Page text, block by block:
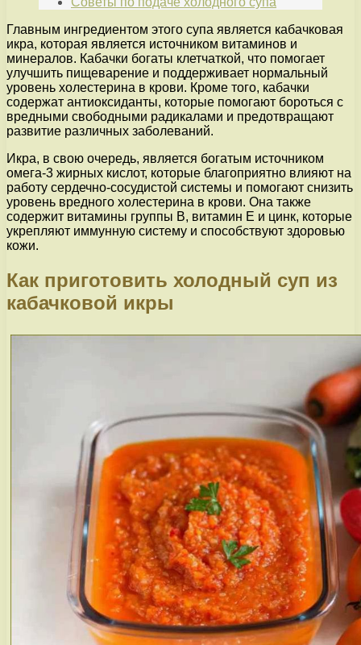
Главным ингредиентом этого супа является кабачковая
икра, которая является источником витаминов и
минералов. Кабачки богаты клетчаткой, что помогает
улучшить пищеварение и поддерживает нормальный
уровень холестерина в крови. Кроме того, кабачки
содержат антиоксиданты, которые помогают бороться с
вредными свободными радикалами и предотвращают
развитие различных заболеваний.
Икра, в свою очередь, является богатым источником
омега-3 жирных кислот, которые благоприятно влияют на
работу сердечно-сосудистой системы и помогают снизить
уровень вредного холестерина в крови. Она также
содержит витамины группы В, витамин Е и цинк, которые
укрепляют иммунную систему и способствуют здоровью
кожи.
Как приготовить холодный суп из
кабачковой икры